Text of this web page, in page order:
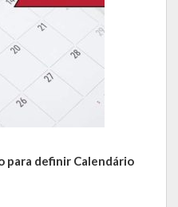
para definir Calendário